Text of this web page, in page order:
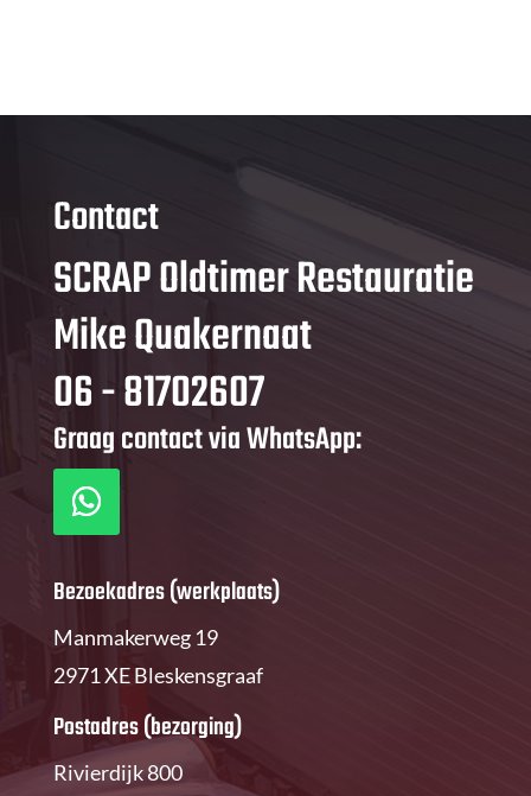
Contact
SCRAP Oldtimer Restauratie
Mike Quakernaat
06 - 81702607
Graag contact via WhatsApp:
Bezoekadres (werkplaats)
Manmakerweg 19
2971 XE Bleskensgraaf
Postadres (bezorging)
Rivierdijk 800